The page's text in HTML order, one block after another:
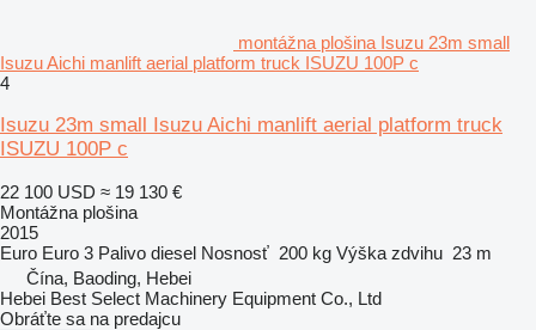
montážna plošina Isuzu 23m small
Isuzu Aichi manlift aerial platform truck ISUZU 100P c
4
Isuzu 23m small Isuzu Aichi manlift aerial platform truck
ISUZU 100P c
22 100 USD ≈ 19 130 €
Montážna plošina
2015
Euro Euro 3 Palivo diesel Nosnosť 200 kg Výška zdvihu 23 m
Čína, Baoding, Hebei
Hebei Best Select Machinery Equipment Co., Ltd
Obráťte sa na predajcu